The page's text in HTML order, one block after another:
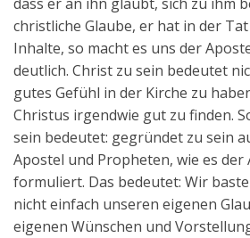
christliche Glaube, er hat in der
Inhalte, so macht es uns der
deutlich. Christ zu sein bedeutet
gutes Gefühl in der Kirche zu
Christus irgendwie gut zu finden.
sein bedeutet: gegründet zu sein
Apostel und Propheten, wie es
formuliert. Das bedeutet: Wir
nicht einfach unseren eigenen
eigenen Wünschen und